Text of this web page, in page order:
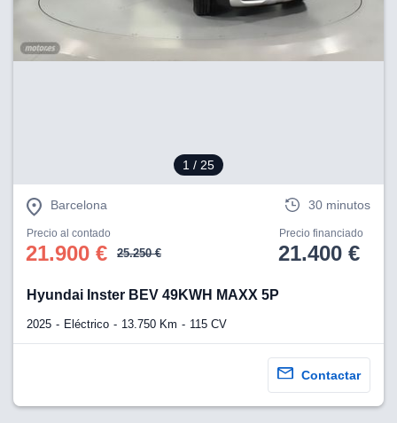
1 / 25
Barcelona 30 minutos
Precio al contado
21.900 € 25.250 €
Precio financiado
21.400 €
Hyundai Inster BEV 49KWH MAXX 5P
2025 Eléctrico 13.750 Km 115 CV
Contactar